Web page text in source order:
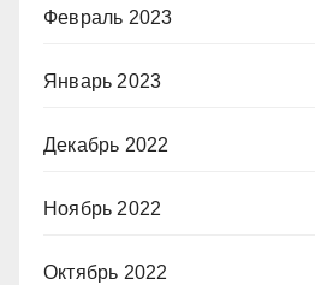
Февраль 2023
Январь 2023
Декабрь 2022
Ноябрь 2022
Октябрь 2022